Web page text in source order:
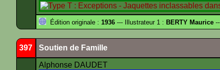
Édition originale : 1936 --- Illustrateur 1 : BERTY Maurice
397 Soutien de Famille
Alphonse DAUDET